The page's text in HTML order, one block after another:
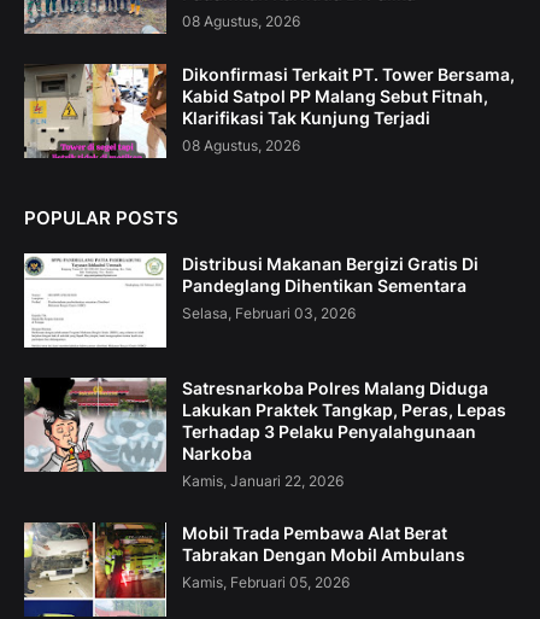
08 Agustus, 2026
Dikonfirmasi Terkait PT. Tower Bersama,
Kabid Satpol PP Malang Sebut Fitnah,
Klarifikasi Tak Kunjung Terjadi
08 Agustus, 2026
POPULAR POSTS
Distribusi Makanan Bergizi Gratis Di
Pandeglang Dihentikan Sementara
Selasa, Februari 03, 2026
Satresnarkoba Polres Malang Diduga
Lakukan Praktek Tangkap, Peras, Lepas
Terhadap 3 Pelaku Penyalahgunaan
Narkoba
Kamis, Januari 22, 2026
Mobil Trada Pembawa Alat Berat
Tabrakan Dengan Mobil Ambulans
Kamis, Februari 05, 2026